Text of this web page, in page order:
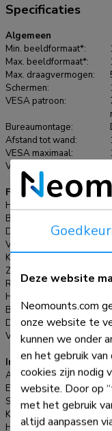
bureausteun
kijkhoek voor jouw
manuele hoogte- en
werkpositie te kunnen creëren. Dankzij
bovenarm NEXT Lite
plaatsing nabij een
het scherm verder
wat beter is voor de
voor een goede
interne
overzichtelijke
voorzien van een
eenvoudige
bureauklem als doorvoer. De verpakking van de
100% vrij van plastic
papier.
Specificaties
Algemeen
Min. beeldformaat*:
Max. beeldformaat*:
Max. draagvermogen:
Schermen:
VESA patroon:
Bureaumontage:
Afstand tot wand:
VESA maximaal:
VESA minimaal:
Functionaliteit
Hoogteverstelling:
Breedteverstelling:
Diepteverstelling:
Vergrendelbaar:
Kantelen (graden):
Zwenken (graden):
Roteren (graden):
Hoogte:
Breedte:
Diepte:
Verstellingstype:
Informatie
Artikelnummer:
EAN:
Serie:
Kleur:
Hoofdmateriaal:
Deze website
Neomounts.com
onze website te
kunnen we onder
en het gebruik
cookies zijn nodig
website. Door op
met het gebruik
altijd aanpassen